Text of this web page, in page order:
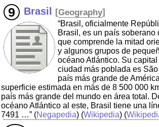
Brasil [Geography]
“Brasil, oficialmente
Brasil, es un país soberano
que comprende la mitad
y algunos grupos de
océano Atlántico. Su
ciudad más poblada es
país más grande de
superficie estimada en más de 8 500 000
país más grande del mundo en área total.
océano Atlántico al este, Brasil tiene una
7491 …” (Negapedia) (Wikipedia) (